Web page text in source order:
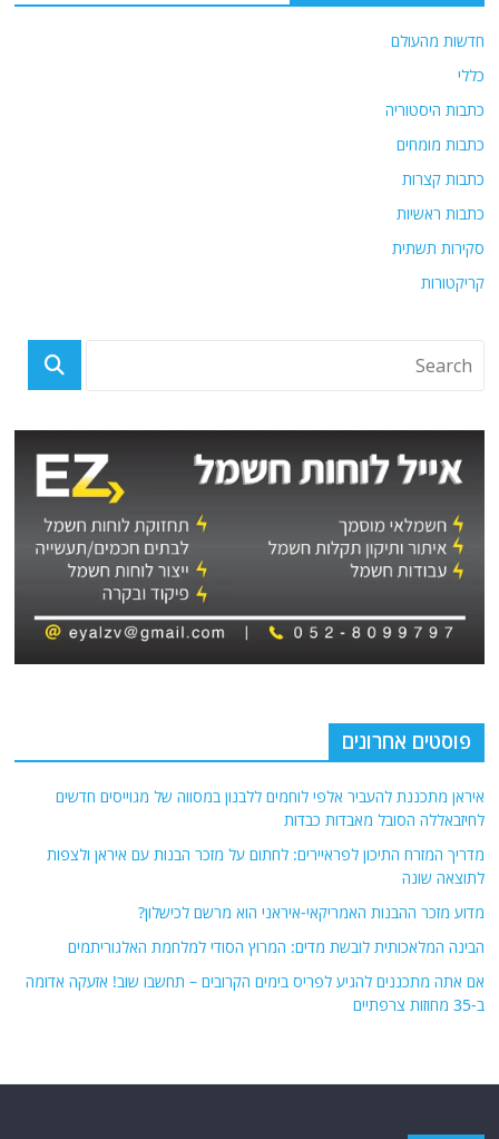
חדשות מהעולם
כללי
כתבות היסטוריה
כתבות מומחים
כתבות קצרות
כתבות ראשיות
סקירות תשתית
קריקטורות
פוסטים אחרונים
איראן מתכננת להעביר אלפי לוחמים ללבנון במסווה של מגוייסים חדשים
לחיזבאללה הסובל מאבדות כבדות
מדריך המזרח התיכון לפראיירים: לחתום על מזכר הבנות עם איראן ולצפות
לתוצאה שונה
מדוע מזכר ההבנות האמריקאי-איראני הוא מרשם לכישלון?
הבינה המלאכותית לובשת מדים: המרוץ הסודי למלחמת האלגוריתמים
אם אתה מתכננים להגיע לפריס בימים הקרובים – תחשבו שוב! אזעקה אדומה
ב-35 מחוזות צרפתיים